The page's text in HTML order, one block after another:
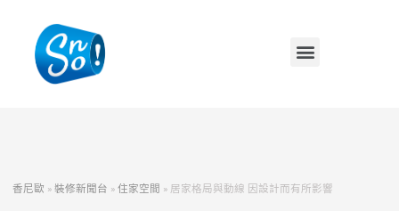
香尼歐 »裝修新聞台 »住家空間 » 居家格局與動線 因設計而有所影響